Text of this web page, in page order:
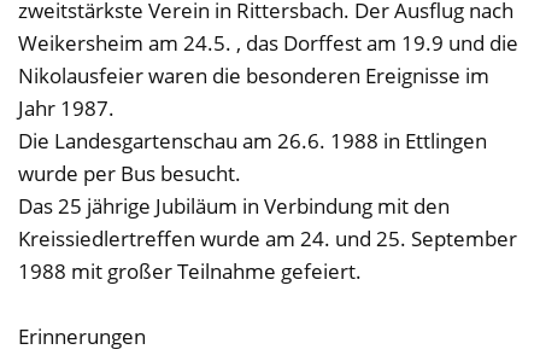
zweitstärkste Verein in Rittersbach. Der Ausflug nach
Weikersheim am 24.5. , das Dorffest am 19.9 und die
Nikolausfeier waren die besonderen Ereignisse im
Jahr 1987.
Die Landesgartenschau am 26.6. 1988 in Ettlingen
wurde per Bus besucht.
Das 25 jährige Jubiläum in Verbindung mit den
Kreissiedlertreffen wurde am 24. und 25. September
1988 mit großer Teilnahme gefeiert.
Erinnerungen